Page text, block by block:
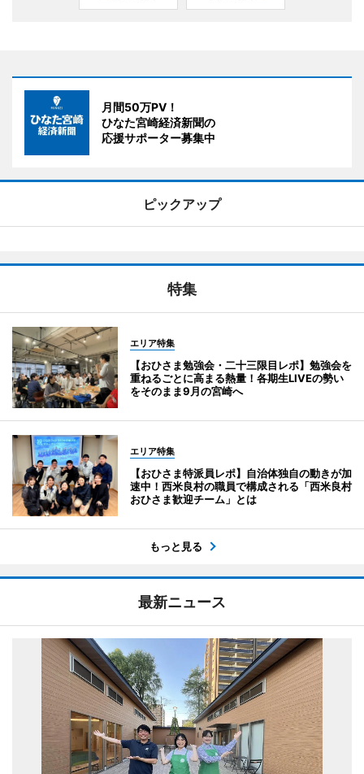
月間50万PV！
ひなた宮崎経済新聞の
応援サポーター募集中
ピックアップ
特集
エリア特集
【おひさま勉強会・二十三限目レポ】勉強会を
重ねるごとに高まる熱量！各期生LIVEの勢い
をそのまま9月の宮崎へ
エリア特集
【おひさま特派員レポ】自治体独自の動きが加
速中！西米良村の職員で構成される「西米良村
おひさま歓迎チーム」とは
もっと見る
最新ニュース